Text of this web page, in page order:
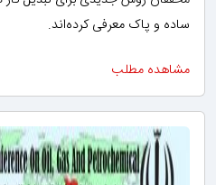
ساده و پاک معرفی کرده‌اند.
مشاهده مطلب